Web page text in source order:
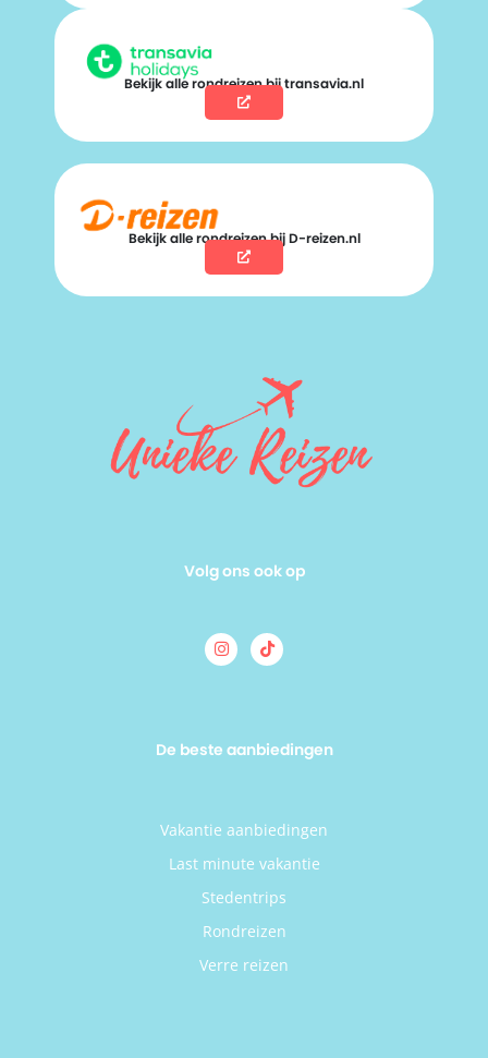
Bekijk alle rondreizen bij transavia.nl
Bekijk alle rondreizen bij D-reizen.nl
Volg ons ook op
De beste aanbiedingen
Vakantie aanbiedingen
Last minute vakantie
Stedentrips
Rondreizen
Verre reizen